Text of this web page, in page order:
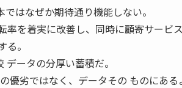
はなぜか期待通り機能しない。
率を着実に改善し、同時に顧寄サービ
。
ータの分厚い蓄積だ。
優劣ではなく、データその ものにある